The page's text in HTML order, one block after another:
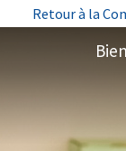
Retour à la